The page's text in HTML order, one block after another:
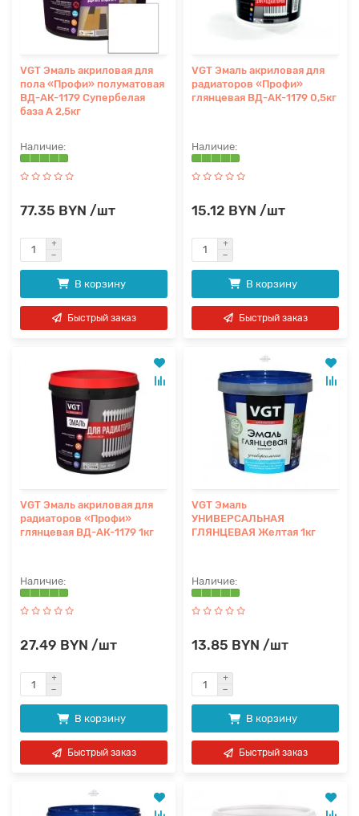
VGT Эмаль акриловая для
пола «Профи» полуматовая
ВД-АК-1179 Супербелая
база А 2,5кг
77.35 BYN /шт
В корзину
Быстрый заказ
VGT Эмаль акриловая для
радиаторов «Профи»
глянцевая ВД-АК-1179 0,5кг
15.12 BYN /шт
В корзину
Быстрый заказ
VGT Эмаль акриловая для
радиаторов «Профи»
глянцевая ВД-АК-1179 1кг
27.49 BYN /шт
В корзину
Быстрый заказ
VGT Эмаль
УНИВЕРСАЛЬНАЯ
ГЛЯНЦЕВАЯ Желтая 1кг
13.85 BYN /шт
В корзину
Быстрый заказ